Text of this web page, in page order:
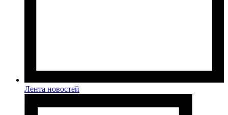
Лента новостей